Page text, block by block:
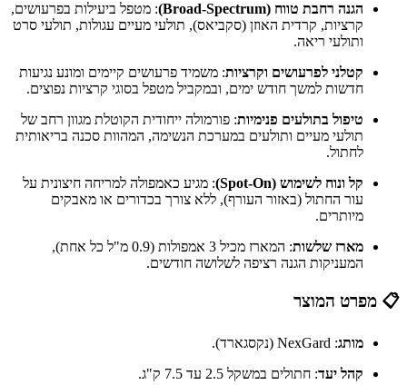
הגנה רחבת טווח (Broad-Spectrum)
: מטפל ביעילות בפרעושים,
קרציות, קרדית האוזן (סקביאס), תולעי מעיים עגולות, תולעי סרט
ותולעי ריאה.
קטלני לפרעושים וקרציות: משמיד פרעושים קיימים ומונע נגיעות
חדשות למשך חודש ימים, ובמקביל מטפל בסוגי קרציות נפוצים.
טיפול בתולעים פנימיות: פורמולה ייחודית הקוטלת מגוון רחב של
תולעי מעיים ותולעים במערכת הנשימה, המהוות סכנה בריאותית
לחתול.
קל ונוח לשימוש (Spot-On)
: מגיע כאמפולה למריחה חיצונית על
עור החתול (באזור העורף), ללא צורך בכדורים או מאבקים
מיותרים.
מארז שלשות
: המארז מכיל 3 אמפולות (0.9 מ"ל כל אחת),
המעניקות הגנה רציפה לשלושה חודשים.
📋 מפרט המוצר
מותג: NexGard (נקסגארד).
קהל יעד: חתולים במשקל 2.5 עד 7.5 ק"ג.